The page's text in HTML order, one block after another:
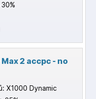
2 accpc - no
X1000 Dynamic